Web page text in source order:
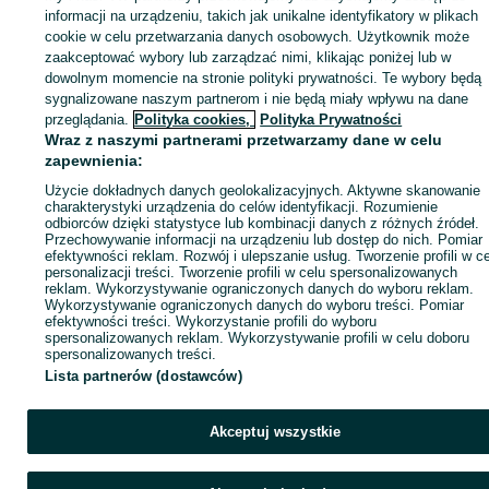
KATEGORIA
ID:905554444 Wyświetlenia:
Zadzwoń / SMS
informacji na urządzeniu, takich jak unikalne identyfikatory w plikach
cookie w celu przetwarzania danych osobowych. Użytkownik może
zaakceptować wybory lub zarządzać nimi, klikając poniżej lub w
dowolnym momencie na stronie polityki prywatności. Te wybory będą
sygnalizowane naszym partnerom i nie będą miały wpływu na dane
przeglądania. Polityka cookies, Polityka Prywatności
Wraz z naszymi partnerami przetwarzamy dane w celu
zapewnienia:
Użycie dokładnych danych geolokalizacyjnych. Aktywne skanowanie
charakterystyki urządzenia do celów identyfikacji. Rozumienie
odbiorców dzięki statystyce lub kombinacji danych z różnych źródeł.
Przechowywanie informacji na urządzeniu lub dostęp do nich. Pomiar
efektywności reklam. Rozwój i ulepszanie usług. Tworzenie profili w
personalizacji treści. Tworzenie profili w celu spersonalizowanych
reklam. Wykorzystywanie ograniczonych danych do wyboru reklam.
Wykorzystywanie ograniczonych danych do wyboru treści. Pomiar
efektywności treści. Wykorzystanie profili do wyboru
spersonalizowanych reklam. Wykorzystywanie profili w celu doboru
spersonalizowanych treści.
Lista partnerów (dostawców)
Akceptuj wszystkie